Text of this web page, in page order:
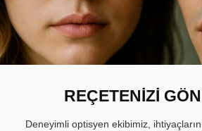
REÇETENİZİ
Deneyimli optisyen ekibimiz,